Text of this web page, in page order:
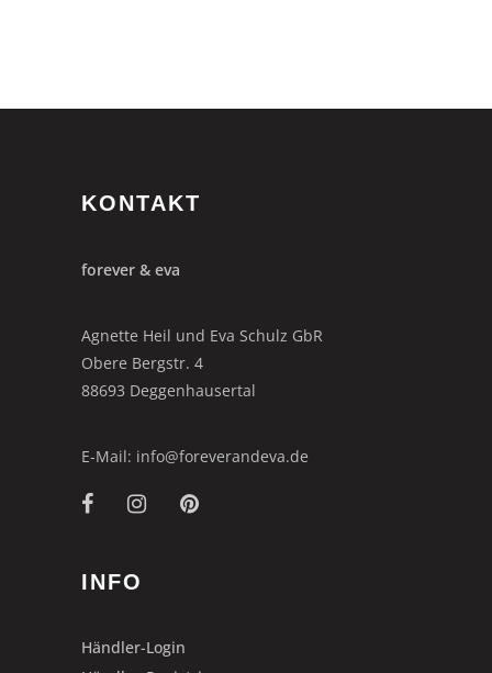
KONTAKT
forever & eva
Agnette Heil und Eva Schulz GbR
Obere Bergstr. 4
88693 Deggenhausertal
E-Mail: info@foreverandeva.de
INFO
Händler-Login